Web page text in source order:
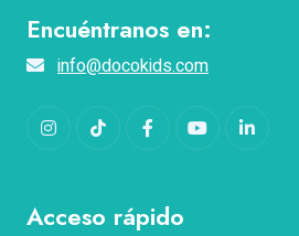
Encuéntranos en:
info@docokids.com
InstagramTikTok FacebookYouTubeLinkedIn
Acceso rápido